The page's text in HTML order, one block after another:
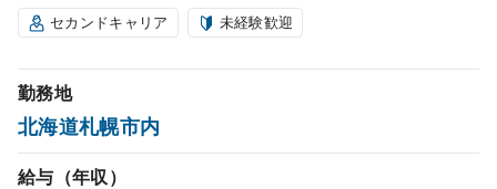
DtoDの転職・アルバイト支援
コンサルタント
成功事例
セカンドキャリア 未経験歓迎
勤務地
北海道札幌市内
給与（年収）